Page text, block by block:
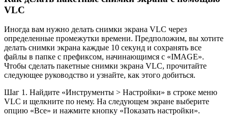
VLC
Иногда вам нужно делать снимки экрана VLC через
определенные промежутки времени. Предположим, вы хотите
делать снимки экрана каждые 10 секунд и сохранять все
файлы в папке с префиксом, начинающимся с «IMAGE».
Чтобы сделать пакетные снимки экрана VLC, прочитайте
следующее руководство и узнайте, как этого добиться.
Шаг 1. Найдите «Инструменты > Настройки» в строке меню
VLC и щелкните по нему. На следующем экране выберите
опцию «Все» и нажмите кнопку «Показать настройки».